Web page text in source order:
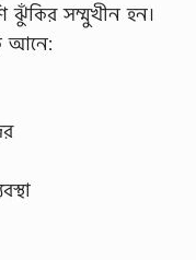
ঝুঁকির সম্মুখীন হন।
আনে: